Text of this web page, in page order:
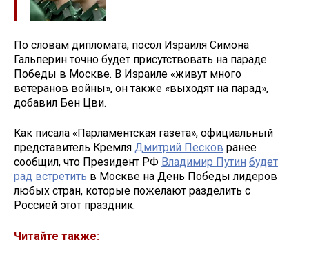
По словам дипломата, посол Израиля Симона
Гальперин точно будет присутствовать на параде
Победы в Москве. В Израиле «живут много
ветеранов войны», он также «выходят на парад»,
добавил Бен Цви.
Как писала «Парламентская газета», официальный
представитель Кремля Дмитрий Песков ранее
сообщил, что Президент РФ Владимир Путин будет
рад встретить в Москве на День Победы лидеров
любых стран, которые пожелают разделить с
Россией этот праздник.
Читайте также: